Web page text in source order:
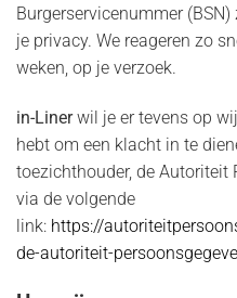
Burgerservicenummer
je privacy. We reageren zo
weken, op je verzoek.
in-Linerwil je er tevens op
hebt om een klacht in te
toezichthouder, de Autoriteit
via de volgende
link: https://
de-autoriteit-